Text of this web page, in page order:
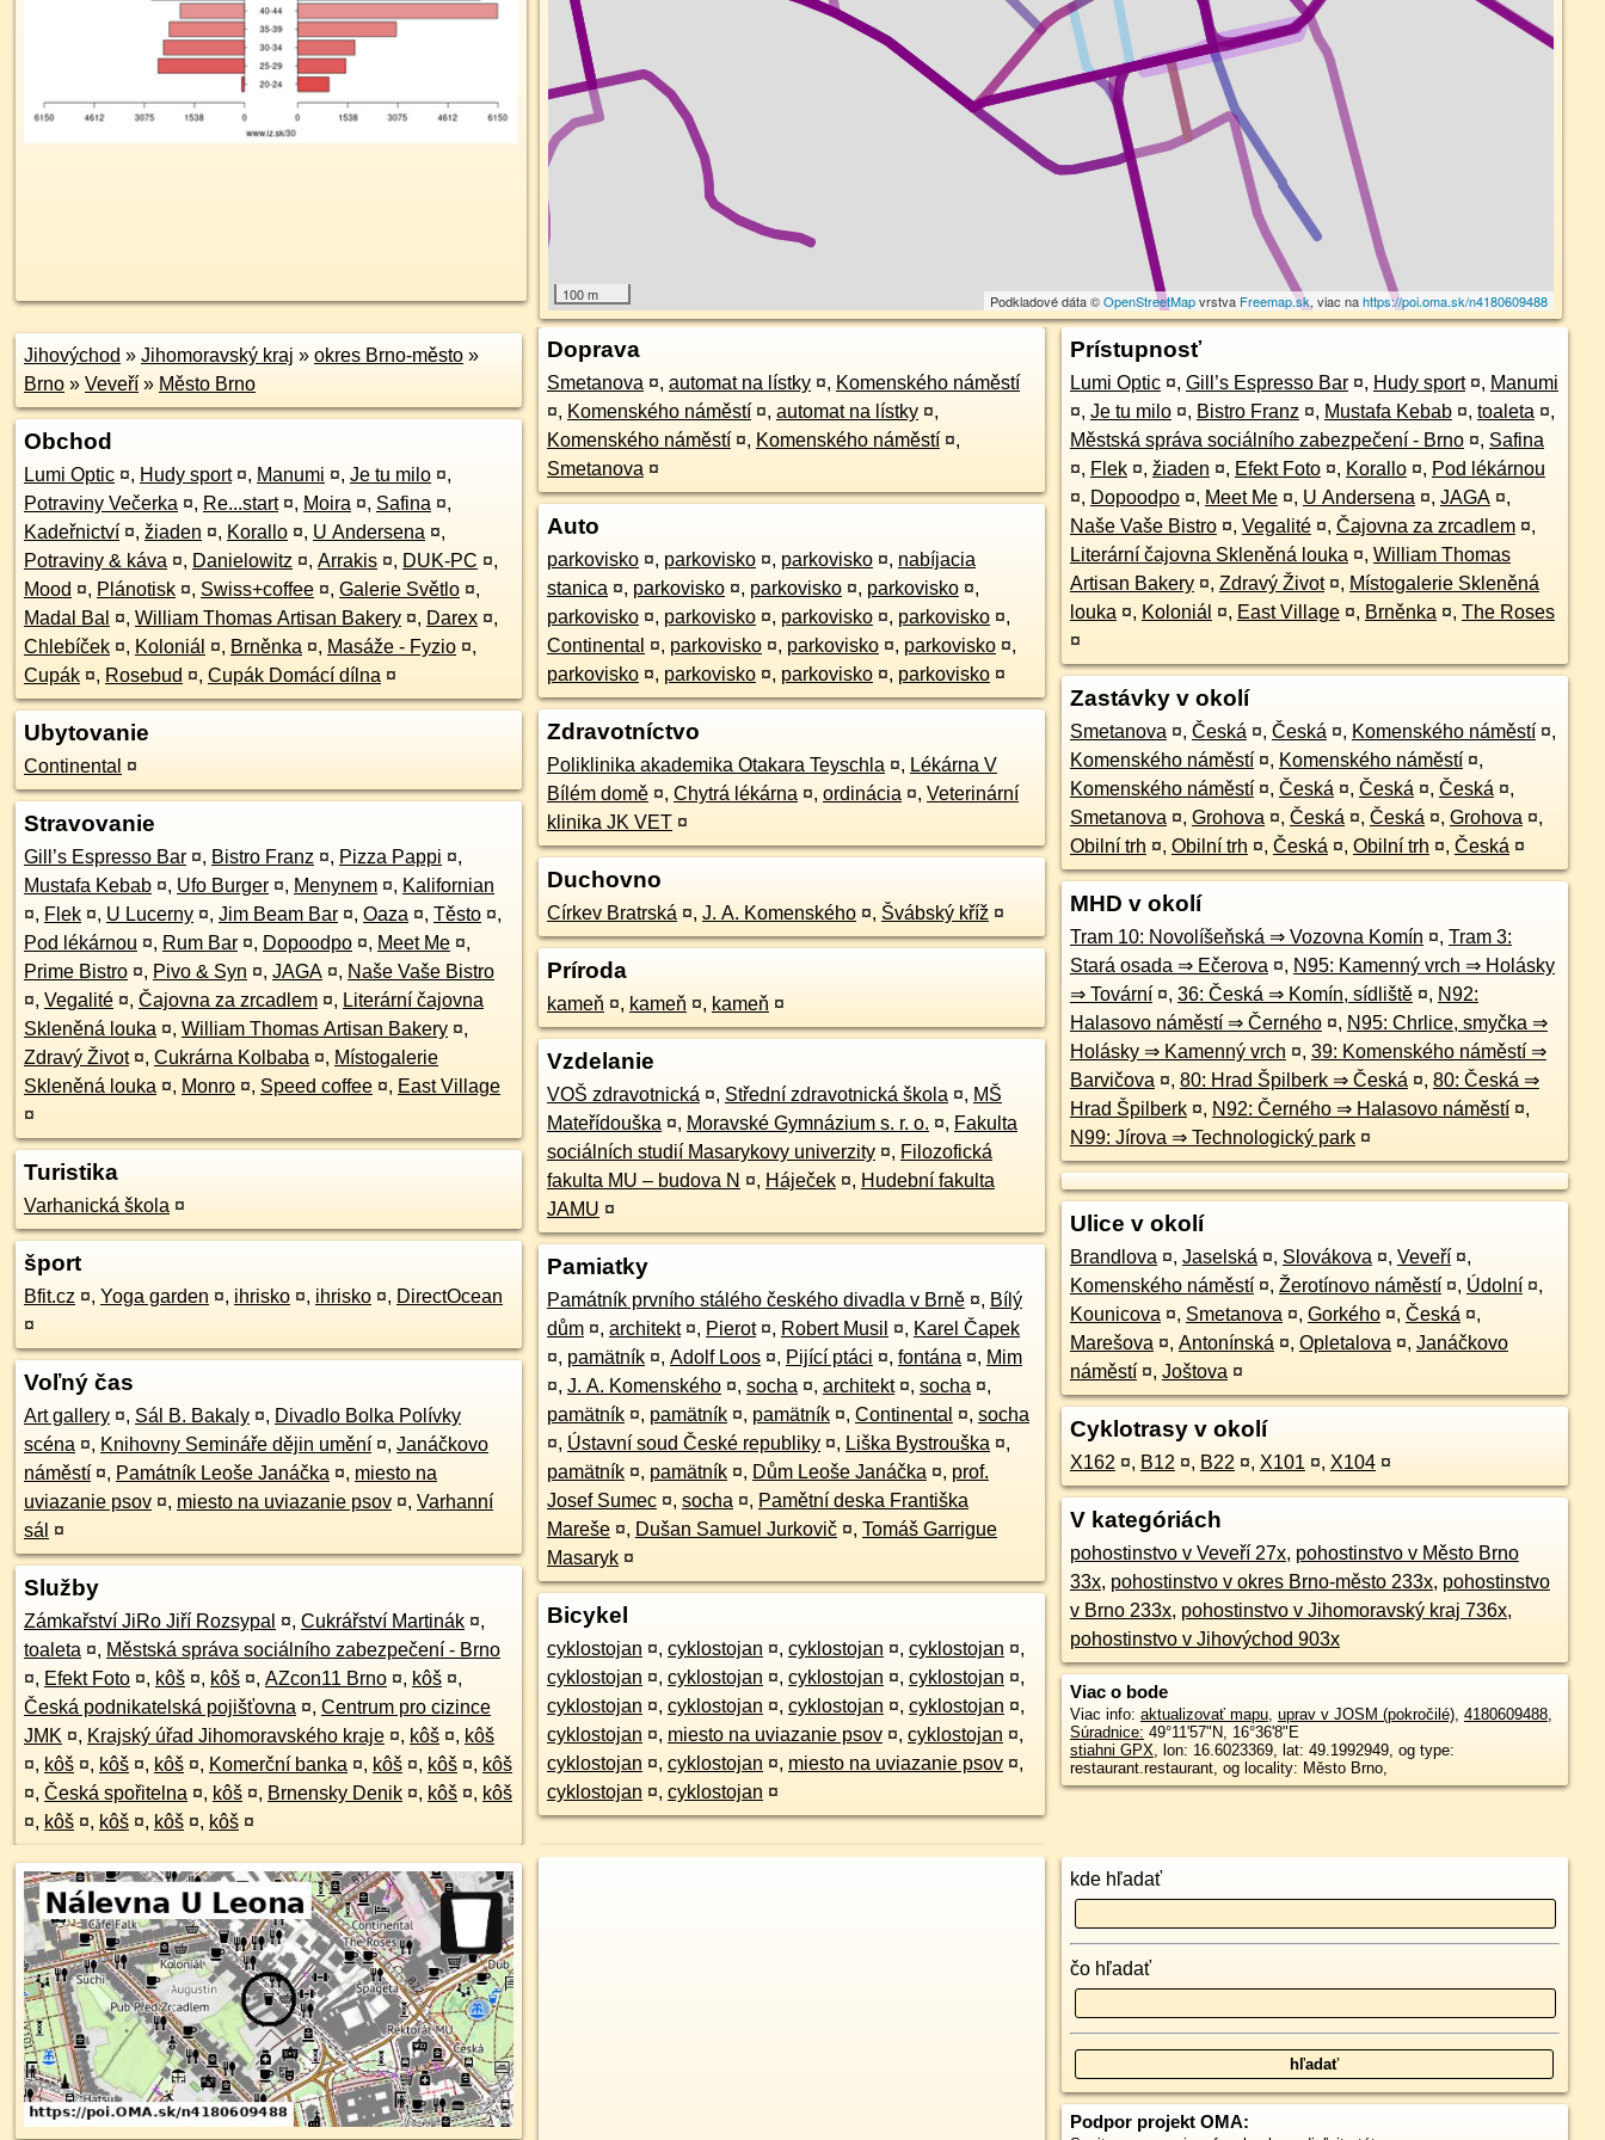
100 m Podkladové dáta ©OpenStreetMapvrstva Freemap.sk, viac nahttps://poi.oma.sk/n4180609488
Jihovýchod » Jihomoravský kraj » okres Brno-město »
Brno » Veveří » Město Brno
Obchod
Lumi Optic ¤, Hudy sport ¤, Manumi ¤, Je tu milo ¤,
Potraviny Večerka ¤, Re...start ¤, Moira ¤, Safina ¤,
Kadeřnictví ¤, žiaden ¤, Korallo ¤, U Andersena ¤,
Potraviny & káva ¤, Danielowitz ¤, Arrakis ¤, DUK-PC ¤,
Mood ¤, Plánotisk ¤, Swiss+coffee ¤, Galerie Světlo ¤,
Madal Bal ¤, William Thomas Artisan Bakery ¤, Darex ¤,
Chlebíček ¤, Koloniál ¤, Brněnka ¤, Masáže - Fyzio ¤,
Cupák ¤, Rosebud ¤, Cupák Domácí dílna ¤
Ubytovanie
Continental ¤
Stravovanie
Gill’s Espresso Bar ¤, Bistro Franz ¤, Pizza Pappi ¤,
Mustafa Kebab ¤, Ufo Burger ¤, Menynem ¤, Kalifornian
¤, Flek ¤, U Lucerny ¤, Jim Beam Bar ¤, Oaza ¤, Těsto ¤,
Pod lékárnou ¤, Rum Bar ¤, Dopoodpo ¤, Meet Me ¤,
Prime Bistro ¤, Pivo & Syn ¤, JAGA ¤, Naše Vaše Bistro
¤, Vegalité ¤, Čajovna za zrcadlem ¤, Literární čajovna
Skleněná louka ¤, William Thomas Artisan Bakery ¤,
Zdravý Život ¤, Cukrárna Kolbaba ¤, Místogalerie
Skleněná louka ¤, Monro ¤, Speed coffee ¤, East Village
¤
Turistika
Varhanická škola ¤
šport
Bfit.cz ¤, Yoga garden ¤, ihrisko ¤, ihrisko ¤, DirectOcean
¤
Voľný čas
Art gallery ¤, Sál B. Bakaly ¤, Divadlo Bolka Polívky
scéna ¤, Knihovny Semináře dějin umění ¤, Janáčkovo
náměstí ¤, Památník Leoše Janáčka ¤, miesto na
uviazanie psov ¤, miesto na uviazanie psov ¤, Varhanní
sál ¤
Služby
Zámkařství JiRo Jiří Rozsypal ¤, Cukrářství Martinák ¤,
toaleta ¤, Městská správa sociálního zabezpečení - Brno
¤, Efekt Foto ¤, kôš ¤, kôš ¤, AZcon11 Brno ¤, kôš ¤,
Česká podnikatelská pojišťovna ¤, Centrum pro cizince
JMK ¤, Krajský úřad Jihomoravského kraje ¤, kôš ¤, kôš
¤, kôš ¤, kôš ¤, kôš ¤, Komerční banka ¤, kôš ¤, kôš ¤, kôš
¤, Česká spořitelna ¤, kôš ¤, Brnensky Denik ¤, kôš ¤, kôš
¤, kôš ¤, kôš ¤, kôš ¤, kôš ¤
Doprava
Smetanova ¤, automat na lístky ¤, Komenského náměstí
¤, Komenského náměstí ¤, automat na lístky ¤,
Komenského náměstí ¤, Komenského náměstí ¤,
Smetanova ¤
Auto
parkovisko ¤, parkovisko ¤, parkovisko ¤, nabíjacia
stanica ¤, parkovisko ¤, parkovisko ¤, parkovisko ¤,
parkovisko ¤, parkovisko ¤, parkovisko ¤, parkovisko ¤,
Continental ¤, parkovisko ¤, parkovisko ¤, parkovisko ¤,
parkovisko ¤, parkovisko ¤, parkovisko ¤, parkovisko ¤
Zdravotníctvo
Poliklinika akademika Otakara Teyschla ¤, Lékárna V
Bílém domě ¤, Chytrá lékárna ¤, ordinácia ¤, Veterinární
klinika JK VET ¤
Duchovno
Církev Bratrská ¤, J. A. Komenského ¤, Švábský kříž ¤
Príroda
kameň ¤, kameň ¤, kameň ¤
Vzdelanie
VOŠ zdravotnická ¤, Střední zdravotnická škola ¤, MŠ
Mateřídouška ¤, Moravské Gymnázium s. r. o. ¤, Fakulta
sociálních studií Masarykovy univerzity ¤, Filozofická
fakulta MU – budova N ¤, Háječek ¤, Hudební fakulta
JAMU ¤
Pamiatky
Památník prvního stálého českého divadla v Brně ¤, Bílý
dům ¤, architekt ¤, Pierot ¤, Robert Musil ¤, Karel Čapek
¤, pamätník ¤, Adolf Loos ¤, Pijící ptáci ¤, fontána ¤, Mim
¤, J. A. Komenského ¤, socha ¤, architekt ¤, socha ¤,
pamätník ¤, pamätník ¤, pamätník ¤, Continental ¤, socha
¤, Ústavní soud České republiky ¤, Liška Bystrouška ¤,
pamätník ¤, pamätník ¤, Dům Leoše Janáčka ¤, prof.
Josef Sumec ¤, socha ¤, Pamětní deska Františka
Mareše ¤, Dušan Samuel Jurkovič ¤, Tomáš Garrigue
Masaryk ¤
Bicykel
cyklostojan ¤, cyklostojan ¤, cyklostojan ¤, cyklostojan ¤,
cyklostojan ¤, cyklostojan ¤, cyklostojan ¤, cyklostojan ¤,
cyklostojan ¤, cyklostojan ¤, cyklostojan ¤, cyklostojan ¤,
cyklostojan ¤, miesto na uviazanie psov ¤, cyklostojan ¤,
cyklostojan ¤, cyklostojan ¤, miesto na uviazanie psov ¤,
cyklostojan ¤, cyklostojan ¤
Prístupnosť
Lumi Optic ¤, Gill’s Espresso Bar ¤, Hudy sport ¤, Manumi
¤, Je tu milo ¤, Bistro Franz ¤, Mustafa Kebab ¤, toaleta ¤,
Městská správa sociálního zabezpečení - Brno ¤, Safina
¤, Flek ¤, žiaden ¤, Efekt Foto ¤, Korallo ¤, Pod lékárnou
¤, Dopoodpo ¤, Meet Me ¤, U Andersena ¤, JAGA ¤,
Naše Vaše Bistro ¤, Vegalité ¤, Čajovna za zrcadlem ¤,
Literární čajovna Skleněná louka ¤, William Thomas
Artisan Bakery ¤, Zdravý Život ¤, Místogalerie Skleněná
louka ¤, Koloniál ¤, East Village ¤, Brněnka ¤, The Roses
¤
Zastávky v okolí
Smetanova ¤, Česká ¤, Česká ¤, Komenského náměstí ¤,
Komenského náměstí ¤, Komenského náměstí ¤,
Komenského náměstí ¤, Česká ¤, Česká ¤, Česká ¤,
Smetanova ¤, Grohova ¤, Česká ¤, Česká ¤, Grohova ¤,
Obilní trh ¤, Obilní trh ¤, Česká ¤, Obilní trh ¤, Česká ¤
MHD v okolí
Tram 10: Novolíšeňská ⇒ Vozovna Komín ¤, Tram 3:
Stará osada ⇒ Ečerova ¤, N95: Kamenný vrch ⇒ Holásky
⇒ Tovární ¤, 36: Česká ⇒ Komín, sídliště ¤, N92:
Halasovo náměstí ⇒ Černého ¤, N95: Chrlice, smyčka ⇒
Holásky ⇒ Kamenný vrch ¤, 39: Komenského náměstí ⇒
Barvičova ¤, 80: Hrad Špilberk ⇒ Česká ¤, 80: Česká ⇒
Hrad Špilberk ¤, N92: Černého ⇒ Halasovo náměstí ¤,
N99: Jírova ⇒ Technologický park ¤
Ulice v okolí
Brandlova ¤, Jaselská ¤, Slovákova ¤, Veveří ¤,
Komenského náměstí ¤, Žerotínovo náměstí ¤, Údolní ¤,
Kounicova ¤, Smetanova ¤, Gorkého ¤, Česká ¤,
Marešova ¤, Antonínská ¤, Opletalova ¤, Janáčkovo
náměstí ¤, Joštova ¤
Cyklotrasy v okolí
X162 ¤, B12 ¤, B22 ¤, X101 ¤, X104 ¤
V kategóriách
pohostinstvo v Veveří 27x, pohostinstvo v Město Brno
33x, pohostinstvo v okres Brno-město 233x, pohostinstvo
v Brno 233x, pohostinstvo v Jihomoravský kraj 736x,
pohostinstvo v Jihovýchod 903x
Viac o bode
Viac info: aktualizovať mapu, uprav v JOSM (pokročilé), 4180609488,
Súradnice: 49°11'57"N, 16°36'8"E
stiahni GPX, lon: 16.6023369, lat: 49.1992949, og type:
restaurant.restaurant, og locality: Město Brno,
kde hľadať
čo hľadať
Podpor projekt OMA: